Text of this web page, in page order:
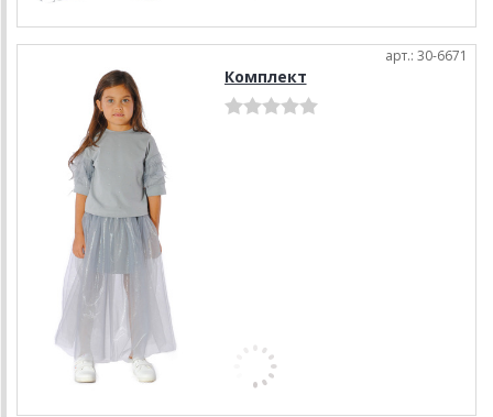
арт.: 30-6671
Комплект